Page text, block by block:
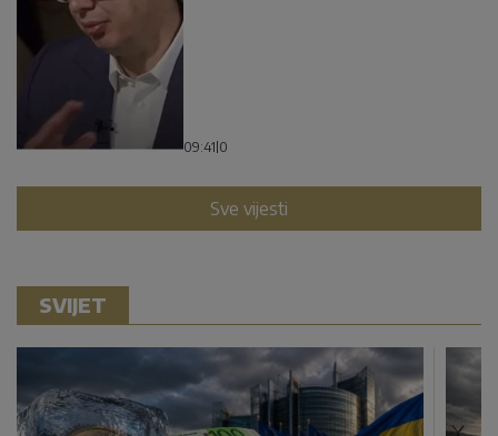
09:41|0
Sve vijesti
SVIJET